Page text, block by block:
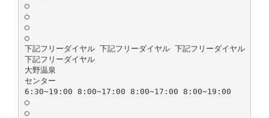
○
○
○
○
下記フリーダイヤル 下記フリーダイヤル 下記フリーダイヤル
下記フリーダイヤル
大野温泉
センター
6:30∼19:00 8:00∼17:00 8:00∼17:00 8:00∼19:00
○
○